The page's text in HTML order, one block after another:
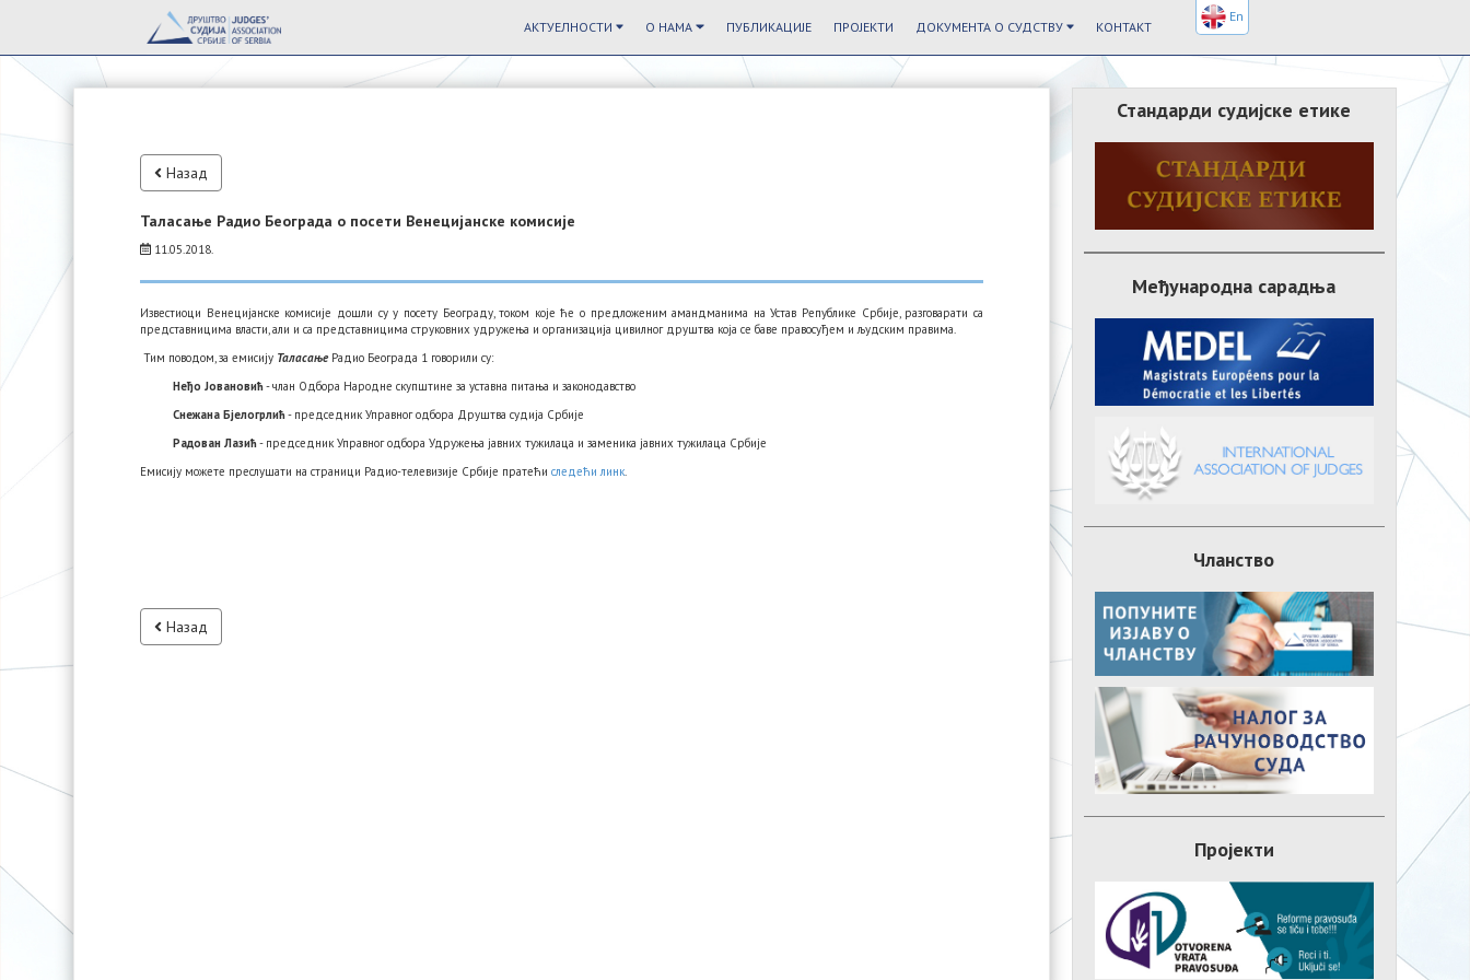
АКТУЕЛНОСТИ О НАМА ПУБЛИКАЦИЈЕ ПРОЈЕКТИ ДОКУМЕНТА О СУДСТВУ КОНТАКТ
Назад
Таласање Радио Београда о посети Венецијанске комисије
11.05.2018.
Известиоци Венецијанске комисије дошли су у посету Београду, током које ће о предложеним амандманима на Устав Републике Србије, разговарати са
представницима власти, али и са представницима струковних удружења и организација цивилног друштва која се баве правосуђем и људским правима.
Тим поводом, за емисију ТаласањеРадио Београда 1 говорили су:
Неђо Јовановић- члан Одбора Народне скупштине за уставна питања и законодавство
Снежана Бјелогрлић- председник Управног одбора Друштва судија Србије
Радован Лазић- председник Управног одбора Удружења јавних тужилаца и заменика јавних тужилаца Србије
Емисију можете преслушати на страници Радио-телевизије Србије пратећиследећи линк.
Назад
Стандарди судијске етике
Међународна сарадња
Чланство
Пројекти
En